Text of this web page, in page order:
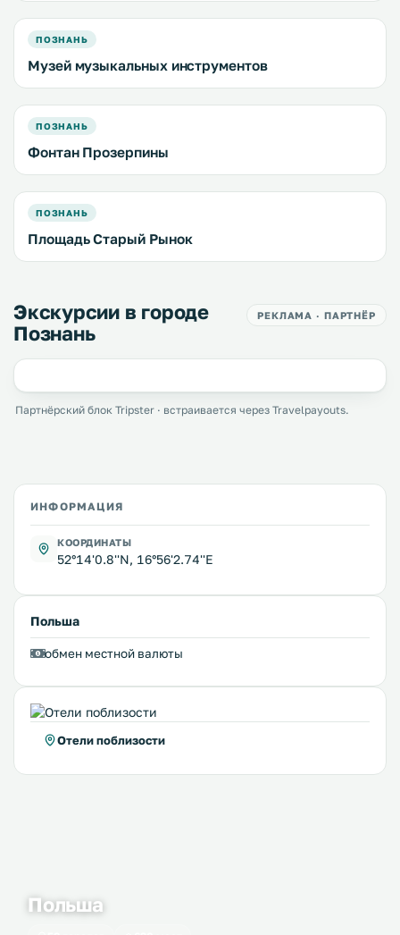
ПОЗНАНЬ
Музей музыкальных инструментов
ПОЗНАНЬ
Фонтан Прозерпины
ПОЗНАНЬ
Площадь Старый Рынок
Экскурсии в городе
Познань
РЕКЛАМА · ПАРТНЁР
Партнёрский блок Tripster · встраивается через Travelpayouts.
ИНФОРМАЦИЯ
КООРДИНАТЫ
52°14'0.8''N, 16°56'2.74''E
Польша
обмен местной валюты
Отели поблизости
Польша